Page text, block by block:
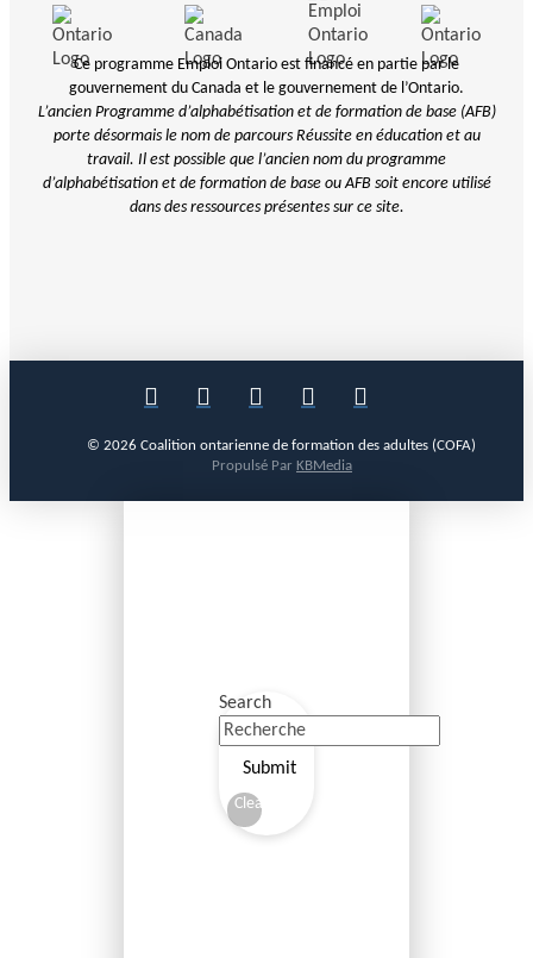
Ce programme Emploi Ontario est financé en partie par le
gouvernement du Canada et le gouvernement de l’Ontario.
L’ancien Programme d’alphabétisation et de formation de base (AFB)
porte désormais le nom de parcours Réussite en éducation et au
travail. Il est possible que l’ancien nom du programme
d’alphabétisation et de formation de base ou AFB soit encore utilisé
dans des ressources présentes sur ce site.
© 2026 Coalition ontarienne de formation des adultes (COFA)
Propulsé Par KBMedia
Search
Submit
Clear